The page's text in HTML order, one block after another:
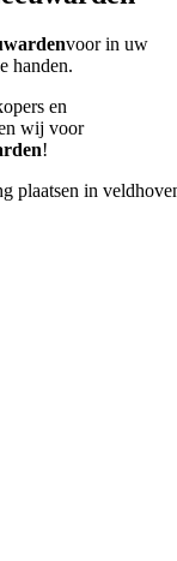
voor in uw
handen.
en
wij voor
!